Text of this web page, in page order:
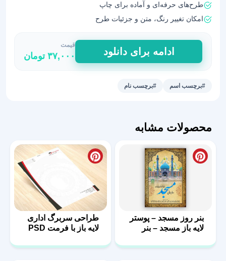
طرح‌های حرفه‌ای و آماده برای چاپ
امکان تغییر رنگ، متن و جزئیات طرح
برچسب
نام
و
عدد
ادامه برای دانلود
قیمت
۳۷,۰۰۰ تومان
#برچسب اسم #برچسب نام
محصولات مشابه
بنر روز مسجد – پوستر
لایه باز مسجد – بنر
طراحی سربرگ اداری
لایه باز با فرمت PSD